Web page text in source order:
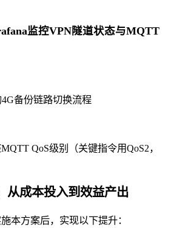
监控VPN隧道状态与MQTT
备份链路切换流程
QoS级别（关键指令用QoS2，
从成本投入到效益产出
本方案后，实现以下提升：